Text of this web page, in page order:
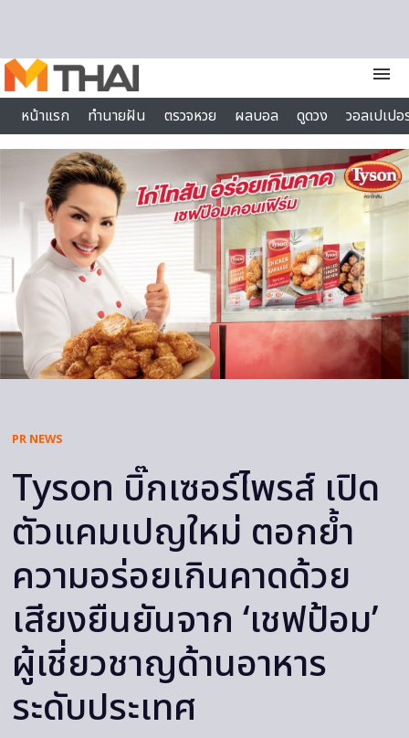
menu
หน้าแรก
ทำนายฝัน ตรวจหวย ผลบอล ดูดวง
วอลเปเป
ไลฟ์สไตล์
PR NEWS
Tyson บิ๊กเซอร์ไพรส์ เปิด
ตัวแคมเปญใหม่ ตอกย้ำ
ความอร่อยเกินคาดด้วย
เสียงยืนยันจาก ‘เชฟป้อม’
ผู้เชี่ยวชาญด้านอาหาร
ระดับประเทศ